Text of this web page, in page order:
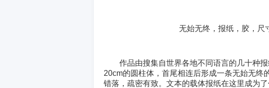
无始无终，报纸，胶，尺
作品由搜集自世界各地不同语言的几十种
20cm的圆柱体，首尾相连后形成一条无始无终
错落，疏密有致。文本的载体报纸在这里成为